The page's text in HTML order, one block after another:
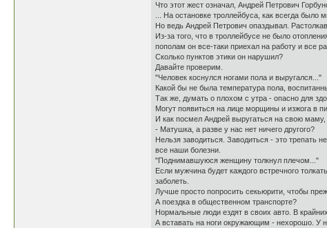
Что этот жест означал, Андрей Петрович
... На остановке троллейбуса, как всегда было
Но ведь Андрей Петрович опаздывал.
Из-за того, что в троллейбусе не было
пополам он все-таки приехал на работу и все
Сколько пунктов этики он нарушил?
Давайте проверим.
"Человек коснулся ногами пола и выругался..."
Какой бы не была температура пола,
Так же, думать о плохом с утра - опасно для
Могут появиться на лице морщины и изжога в
И как посмел Андрей выругаться на свою
- Матушка, а разве у нас нет ничего другого?
Нельзя заводиться. Заводиться - это трепать
все наши болезни.
"Поднимавшуюся женщину толкнул плечом..."
Если мужчина будет каждого встречного
заболеть.
Лучше просто попросить секьюрити, чтобы
А поездка в общественном транспорте?
Нормальные люди ездят в своих авто. В
А вставать на ноги окружающим - нехорошо. У